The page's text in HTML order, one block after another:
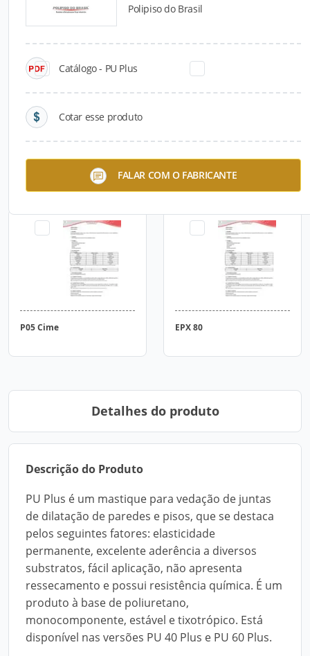
Polipiso do Brasil
Catálogo - PU Plus
Cotar esse produto
FALAR COM O FABRICANTE
Catálogos para Download
Poxcolor Primer Water
P05 Cime EPX 80
Detalhes do produto
Descrição do Produto
PU Plus é um mastique para vedação de juntas
de dilatação de paredes e pisos, que se destaca
pelos seguintes fatores: elasticidade
permanente, excelente aderência a diversos
substratos, fácil aplicação, não apresenta
ressecamento e possui resistência química. É um
produto à base de poliuretano,
monocomponente, estável e tixotrópico. Está
disponível nas versões PU 40 Plus e PU 60 Plus.